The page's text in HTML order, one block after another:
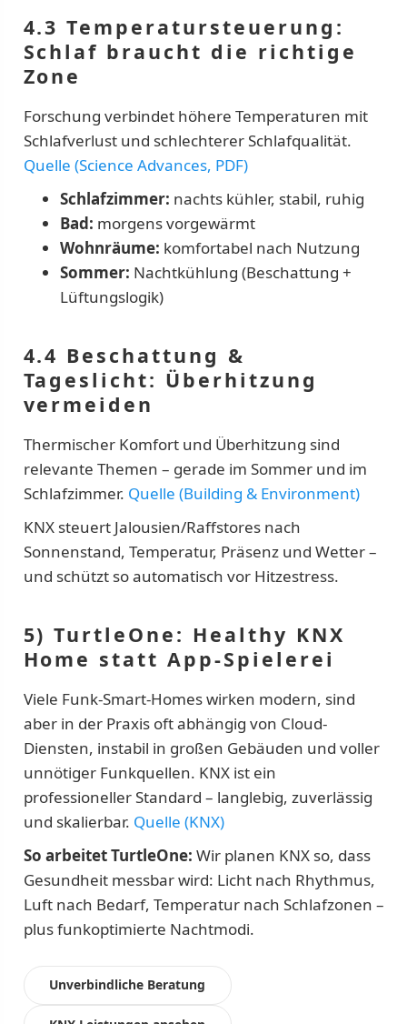
4.3 Temperatursteuerung:
Schlaf braucht die richtige
Zone
Forschung verbindet höhere Temperaturen mit
Schlafverlust und schlechterer Schlafqualität.
Quelle (Science Advances, PDF)
Schlafzimmer: nachts kühler, stabil, ruhig
Bad: morgens vorgewärmt
Wohnräume: komfortabel nach Nutzung
Sommer: Nachtkühlung (Beschattung +
Lüftungslogik)
4.4 Beschattung &
Tageslicht: Überhitzung
vermeiden
Thermischer Komfort und Überhitzung sind
relevante Themen – gerade im Sommer und im
Schlafzimmer. Quelle (Building & Environment)
KNX steuert Jalousien/Raffstores nach
Sonnenstand, Temperatur, Präsenz und Wetter –
und schützt so automatisch vor Hitzestress.
5) TurtleOne: Healthy KNX
Home statt App-Spielerei
Viele Funk-Smart-Homes wirken modern, sind
aber in der Praxis oft abhängig von Cloud-
Diensten, instabil in großen Gebäuden und voller
unnötiger Funkquellen. KNX ist ein
professioneller Standard – langlebig, zuverlässig
und skalierbar. Quelle (KNX)
So arbeitet TurtleOne: Wir planen KNX so, dass
Gesundheit messbar wird: Licht nach Rhythmus,
Luft nach Bedarf, Temperatur nach Schlafzonen –
plus funkoptimierte Nachtmodi.
Unverbindliche Beratung